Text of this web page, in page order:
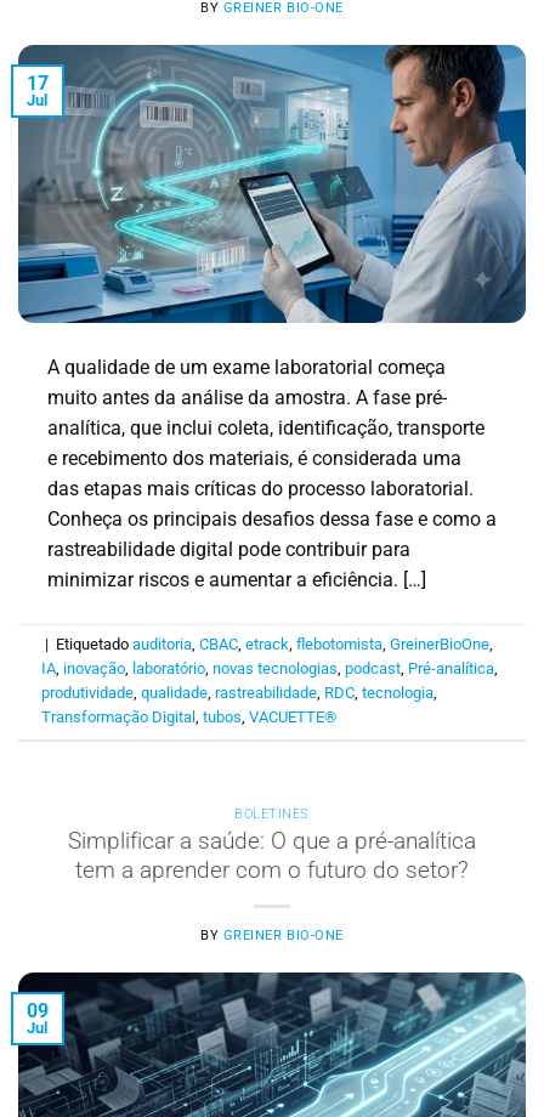
BY GREINER BIO-ONE
17
Jul
A qualidade de um exame laboratorial começa
muito antes da análise da amostra. A fase pré-
analítica, que inclui coleta, identificação, transporte
e recebimento dos materiais, é considerada uma
das etapas mais críticas do processo laboratorial.
Conheça os principais desafios dessa fase e como a
rastreabilidade digital pode contribuir para
minimizar riscos e aumentar a eficiência. […]
| Etiquetadoauditoria ,CBAC ,etrack ,flebotomista ,GreinerBioOne
IA inovação laboratório ,novas tecnologias ,podcast Pré-analítica
produtividade ,qualidade ,rastreabilidade RDC ,tecnologia
Transformação Digital ,tubos ,VACUETTE®
BOLETINES
Simplificar a saúde: O que a pré-analítica
tem a aprender com o futuro do setor?
BY GREINER BIO-ONE
09
Jul